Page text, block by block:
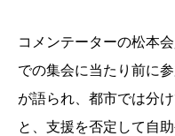
コメンテーターの松本
での集会に当たり前に
が語られ、都市では分
と、支援を否定して自